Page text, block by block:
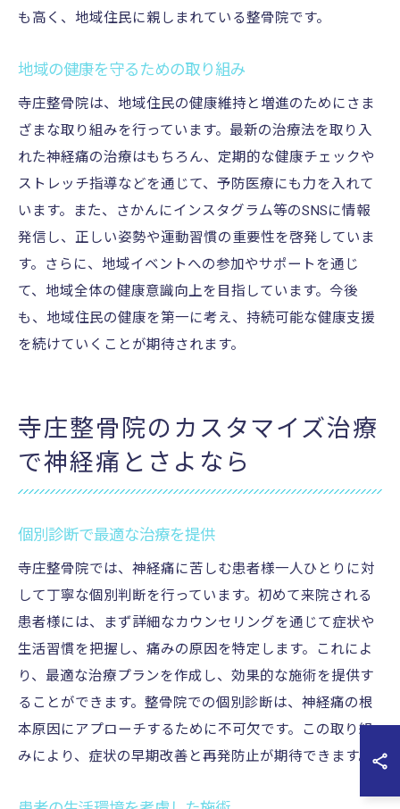
も高く、地域住民に親しまれている整骨院です。
地域の健康を守るための取り組み
寺庄整骨院は、地域住民の健康維持と増進のためにさま
ざまな取り組みを行っています。最新の治療法を取り入
れた神経痛の治療はもちろん、定期的な健康チェックや
ストレッチ指導などを通じて、予防医療にも力を入れて
います。また、さかんにインスタグラム等のSNSに情報
発信し、正しい姿勢や運動習慣の重要性を啓発していま
す。さらに、地域イベントへの参加やサポートを通じ
て、地域全体の健康意識向上を目指しています。今後
も、地域住民の健康を第一に考え、持続可能な健康支援
を続けていくことが期待されます。
寺庄整骨院のカスタマイズ治療
で神経痛とさよなら
個別診断で最適な治療を提供
寺庄整骨院では、神経痛に苦しむ患者様一人ひとりに対
して丁寧な個別判断を行っています。初めて来院される
患者様には、まず詳細なカウンセリングを通じて症状や
生活習慣を把握し、痛みの原因を特定します。これによ
り、最適な治療プランを作成し、効果的な施術を提供す
ることができます。整骨院での個別診断は、神経痛の根
本原因にアプローチするために不可欠です。この取り組
みにより、症状の早期改善と再発防止が期待できます。